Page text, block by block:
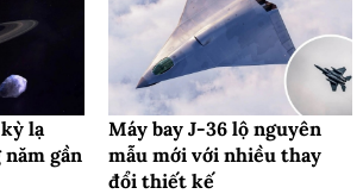
lạ
gần
Máy bay J-36 lộ nguyên
mẫu mới với nhiều thay
đổi thiết kế